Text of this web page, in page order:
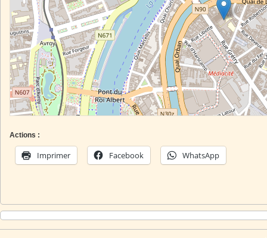
Actions :
Imprimer Facebook WhatsApp